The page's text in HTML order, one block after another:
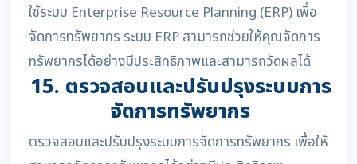
ใช้ระบบ Enterprise Resource Planning (ERP) เพื่อ
จัดการทรัพยากร ระบบ ERP สามารถช่วยให้คุณจัดการ
ทรัพยากรได้อย่างมีประสิทธิภาพและสามารถวัดผลได้
15. ตรวจสอบและปรับปรุงระบบการ
จัดการทรัพยากร
ตรวจสอบและปรับปรุงระบบการจัดการทรัพยากร เพื่อให้